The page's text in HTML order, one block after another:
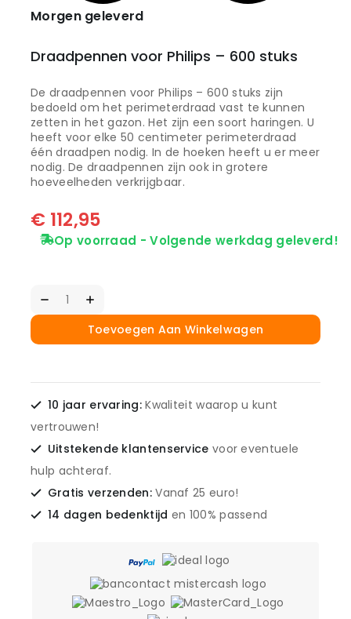
Morgen geleverd
Draadpennen voor Philips – 600 stuks
De draadpennen voor Philips – 600 stuks zijn
bedoeld om het perimeterdraad vast te kunnen
zetten in het gazon. Het zijn een soort haringen. U
heeft voor elke 50 centimeter perimeterdraad
één draadpen nodig. In de hoeken heeft u er meer
nodig. De draadpennen zijn ook in grotere
hoeveelheden verkrijgbaar.
€ 112,95
Op voorraad - Volgende werkdag geleverd!
Draadpennen
Philips
-
aantal
Toevoegen Aan Winkelwagen
10 jaar ervaring:Kwaliteit waarop u kunt
vertrouwen!
Uitstekende klantenservice voor eventuele
hulp achteraf.
Gratis verzenden:Vanaf 25 euro!
14 dagen bedenktijd en 100% passend